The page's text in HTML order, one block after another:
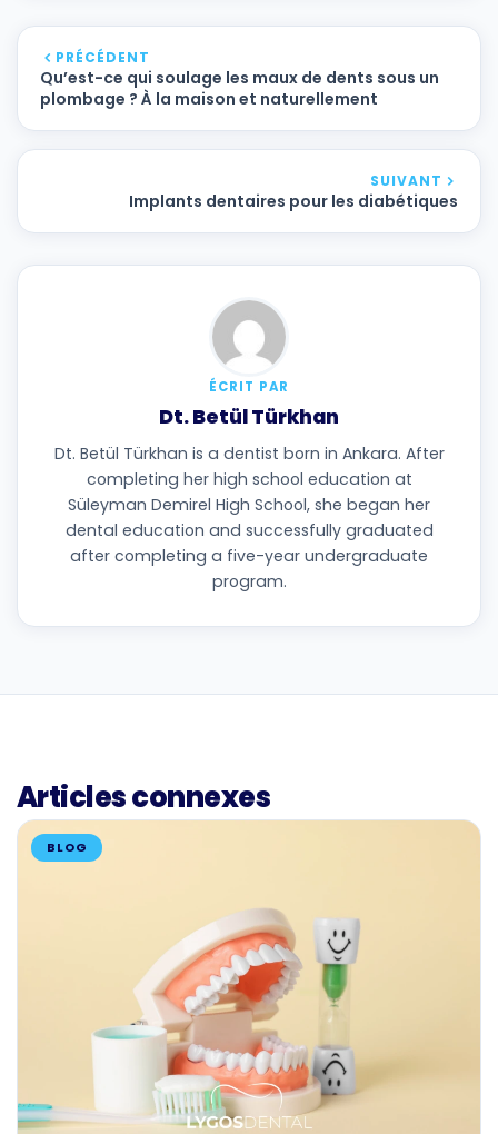
PRÉCÉDENT
Qu’est-ce qui soulage les maux de dents sous un
plombage ? À la maison et naturellement
SUIVANT
Implants dentaires pour les diabétiques
ÉCRIT PAR
Dt. Betül Türkhan
Dt. Betül Türkhan is a dentist born in Ankara. After
completing her high school education at
Süleyman Demirel High School, she began her
dental education and successfully graduated
after completing a five-year undergraduate
program.
Articles connexes
BLOG